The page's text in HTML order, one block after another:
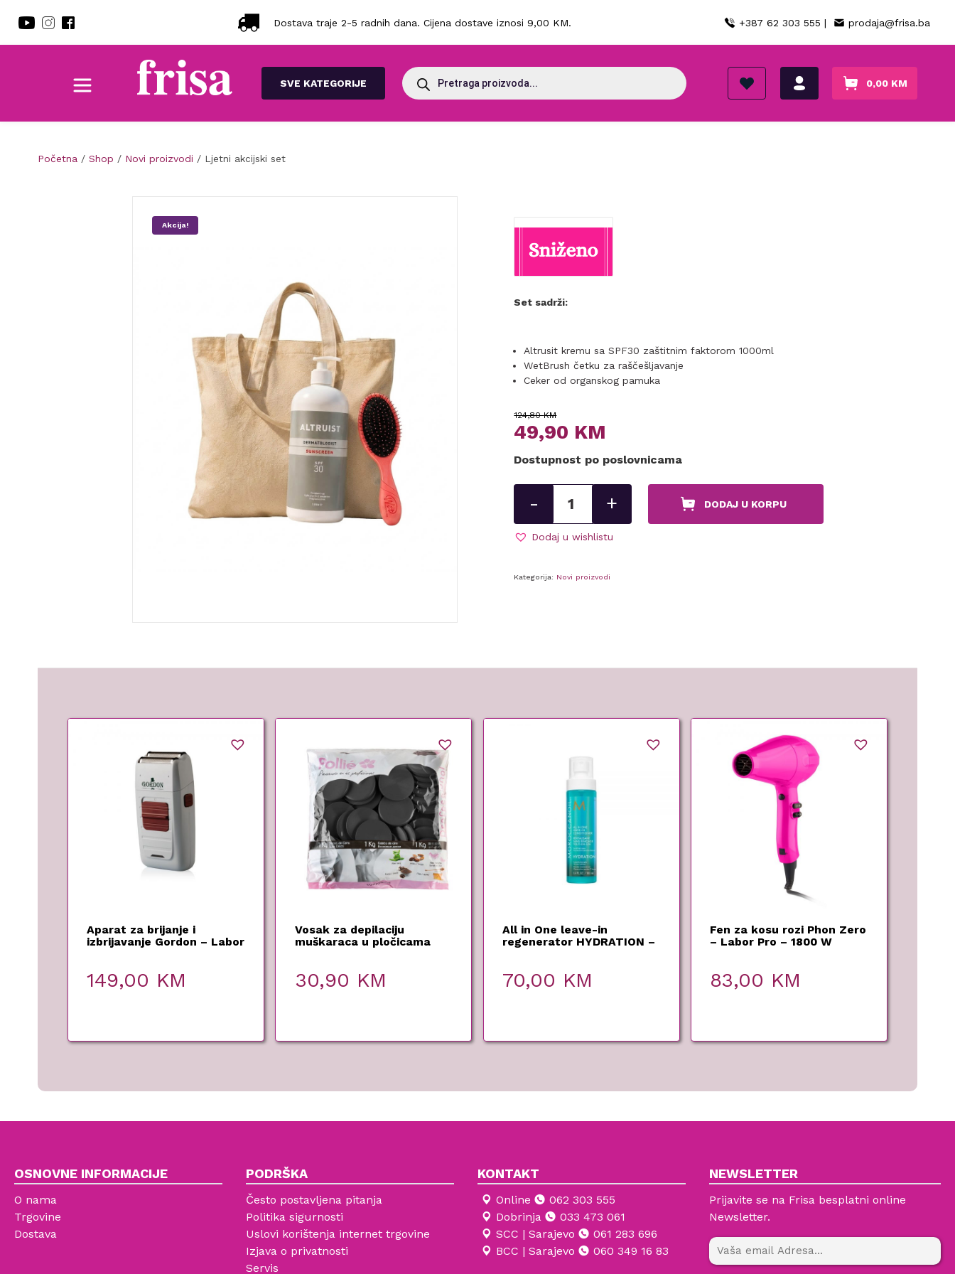
Dostava traje 2-5 radnih dana. Cijena dostave iznosi 9,00 KM. +387 62 303 555 | prodaja@frisa.ba
SVE KATEGORIJE
Products
search
0,00 KM
Početna / Shop / Novi proizvodi / Ljetni akcijski set
Akcija!
Set sadrži:
Altrusit kremu sa SPF30 zaštitnim faktorom 1000ml
WetBrush četku za raščešljavanje
Ceker od organskog pamuka
124,80KM
Original
price
was:
124,80 KM.
49,90 KM
Current
price
is:
49,90 KM.
Dostupnost po poslovnicama
-
akcijski
set
količina
+ DODAJ U KORPU
Dodaj u wishlistu
Kategorija: Novi proizvodi
Aparat za brijanje i
izbrijavanje Gordon – Labor
149,00 KM
Vosak za depilaciju
muškaraca u pločicama
30,90 KM
All in One leave-in
regenerator HYDRATION –
70,00 KM
Fen za kosu rozi Phon Zero
– Labor Pro – 1800 W
83,00 KM
OSNOVNE INFORMACIJE
O nama
Trgovine
Dostava
PODRŠKA
Često postavljena pitanja
Politika sigurnosti
Uslovi korištenja internet trgovine
Izjava o privatnosti
Servis
KONTAKT
Online
062 303 555
Dobrinja
033 473 061
SCC | Sarajevo
061 283 696
BCC | Sarajevo
060 349 16 83
NEWSLETTER
Prijavite se na Frisa besplatni online
Newsletter.